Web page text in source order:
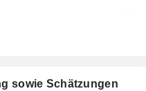
sowie Schätzungen